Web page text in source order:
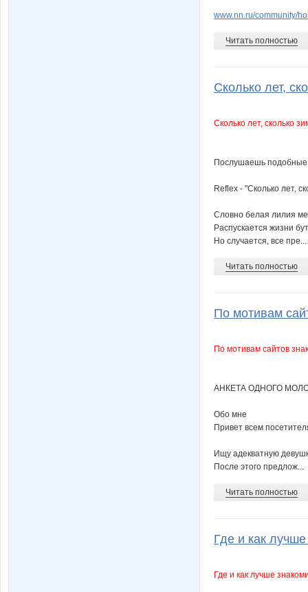
www.nn.ru/community/
Читать полностью
Сколько лет,
Сколько лет, сколько
Послушаешь подобные
Reflex - "Сколько лет,
Словно белая лилия
Распускается жизни
Но случается, все пре...
Читать полностью
По мотивам
По мотивам сайтов
АНКЕТА ОДНОГО
Обо мне
Привет всем
Ищу адекватную
После этого предлож...
Читать полностью
Где и как
Где и как лучше